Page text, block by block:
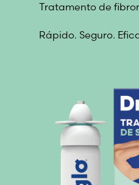
Tratamento de
Rápido. Seguro.